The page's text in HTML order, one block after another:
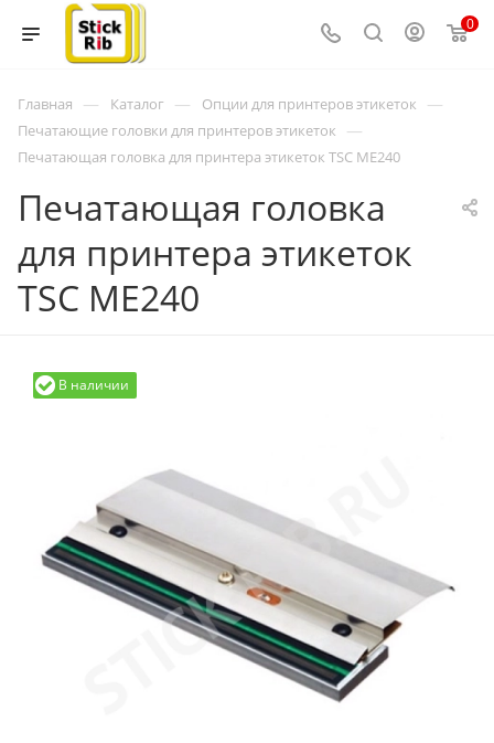
0
Главная — Каталог — Опции для принтеров этикеток —
Печатающие головки для принтеров этикеток —
Печатающая головка для принтера этикеток TSC ME240
Печатающая головка
для принтера этикеток
TSC ME240
В наличии